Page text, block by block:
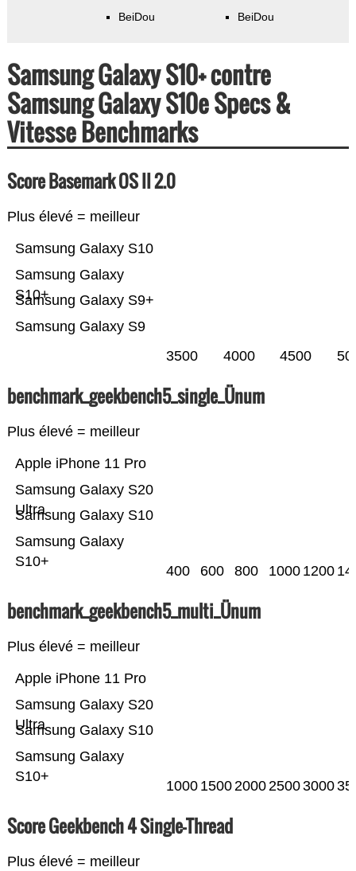
BeiDou BeiDou
Samsung Galaxy S10+ contre
Samsung Galaxy S10e Specs &
Vitesse Benchmarks
Score Basemark OS II 2.0
Plus élevé = meilleur
Samsung Galaxy S9
Samsung Galaxy S9+
Samsung Galaxy
S10+
Samsung Galaxy S10
3500 4000 4500
benchmark_geekbench5_single_Ünum
Plus élevé = meilleur
Samsung Galaxy
S10+
Samsung Galaxy S10
Samsung Galaxy S20
Ultra
Apple iPhone 11 Pro
400 600 800 1000 1200
benchmark_geekbench5_multi_Ünum
Plus élevé = meilleur
Samsung Galaxy
S10+
Samsung Galaxy S10
Samsung Galaxy S20
Ultra
Apple iPhone 11 Pro
1000 1500200025003000
Score Geekbench 4 Single-Thread
Plus élevé = meilleur